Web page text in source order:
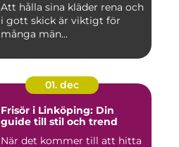
Att hålla sina kläder rena och
i gott skick är viktigt för
många män...
01. dec
Frisör i Linköping: Din
guide till stil och trend
När det kommer till att hitta